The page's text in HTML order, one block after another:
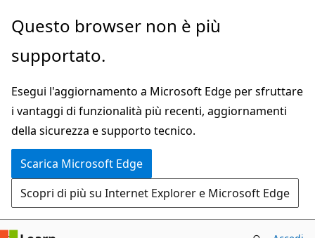
Ignora
passa
contenuto
principale
Questo browser non è più
supportato.
Esegui l'aggiornamento a Microsoft Edge per sfruttare
i vantaggi di funzionalità più recenti, aggiornamenti
della sicurezza e supporto tecnico.
Scarica Microsoft Edge
Scopri di più su Internet Explorer e Microsoft Edge